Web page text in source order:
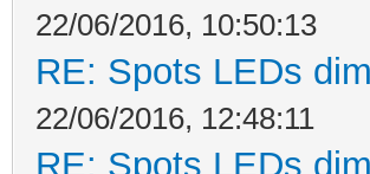
22/06/2016, 10:50:13
RE: Spots LEDs
22/06/2016, 12:48:11
RE: Spots LEDs